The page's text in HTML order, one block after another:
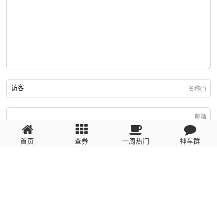
名称(*)
邮箱
回复需填写必要信息
首页 查券 一周热门 神车群